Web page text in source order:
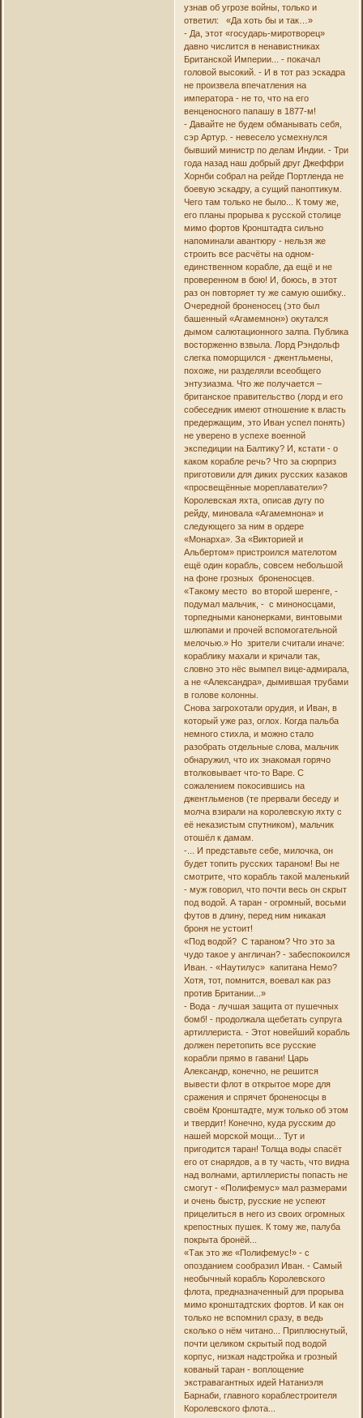
узнав об угрозе войны, только и
ответил: «Да хоть бы и так…»
- Да, этот «государь-миротворец»
давно числится в ненавистниках
Британской Империи... - покачал
головой высокий. - И в тот раз эскадра
не произвела впечатления на
императора - не то, что на его
венценосного папашу в 1877-м!
- Давайте не будем обманывать себя,
сэр Артур. - невесело усмехнулся
бывший министр по делам Индии. - Три
года назад наш добрый друг Джеффри
Хорнби собрал на рейде Портленда не
боевую эскадру, а сущий паноптикум.
Чего там только не было... К тому же,
его планы прорыва к русской столице
мимо фортов Кронштадта сильно
напоминали авантюру - нельзя же
строить все расчёты на одном-
единственном корабле, да ещё и не
проверенном в бою! И, боюсь, в этот
раз он повторяет ту же самую ошибку..
Очередной броненосец (это был
башенный «Агамемнон») окутался
дымом салютационного залпа. Публика
восторженно взвыла. Лорд Рэндольф
слегка поморщился - джентльмены,
похоже, ни разделяли всеобщего
энтузиазма. Что же получается –
британское правительство (лорд и его
собеседник имеют отношение к власть
предержащим, это Иван успел понять)
не уверено в успехе военной
экспедиции на Балтику? И, кстати - о
каком корабле речь? Что за сюрприз
приготовили для диких русских казаков
«просвещённые мореплаватели»?
Королевская яхта, описав дугу по
рейду, миновала «Агамемнона» и
следующего за ним в ордере
«Монарха». За «Викторией и
Альбертом» пристроился мателотом
ещё один корабль, совсем небольшой
на фоне грозных броненосцев.
«Такому место во второй шеренге, -
подумал мальчик, - с миноносцами,
торпедными канонерками, винтовыми
шлюпами и прочей вспомогательной
мелочью.» Но зрители считали иначе:
кораблику махали и кричали так,
словно это нёс вымпел вице-адмирала,
а не «Александра», дымившая трубами
в голове колонны.
Снова загрохотали орудия, и Иван, в
который уже раз, оглох. Когда пальба
немного стихла, и можно стало
разобрать отдельные слова, мальчик
обнаружил, что их знакомая горячо
втолковывает что-то Варе. С
сожалением покосившись на
джентльменов (те прервали беседу и
молча взирали на королевскую яхту с
её неказистым спутником), мальчик
отошёл к дамам.
-... И представьте себе, милочка, он
будет топить русских тараном! Вы не
смотрите, что корабль такой маленький
- муж говорил, что почти весь он скрыт
под водой. А таран - огромный, восьми
футов в длину, перед ним никакая
броня не устоит!
«Под водой? С тараном? Что это за
чудо такое у англичан? - забеспокоился
Иван. - «Наутилус» капитана Немо?
Хотя, тот, помнится, воевал как раз
против Британии...»
- Вода - лучшая защита от пушечных
бомб! - продолжала щебетать супруга
артиллериста. - Этот новейший корабль
должен перетопить все русские
корабли прямо в гавани! Царь
Александр, конечно, не решится
вывести флот в открытое море для
сражения и спрячет броненосцы в
своём Кронштадте, муж только об этом
и твердит! Конечно, куда русским до
нашей морской мощи... Тут и
пригодится таран! Толща воды спасёт
его от снарядов, а в ту часть, что видна
над волнами, артиллеристы попасть не
смогут - «Полифемус» мал размерами
и очень быстр, русские не успеют
прицелиться в него из своих огромных
крепостных пушек. К тому же, палуба
покрыта бронёй...
«Так это же «Полифемус!» - с
опозданием сообразил Иван. - Самый
необычный корабль Королевского
флота, предназначенный для прорыва
мимо кронштадтских фортов. И как он
только не вспомнил сразу, в ведь
сколько о нём читано... Приплюснутый,
почти целиком скрытый под водой
корпус, низкая надстройка и грозный
кованый таран - воплощение
экстравагантных идей Натаниэля
Барнаби, главного кораблестроителя
Королевского флота...